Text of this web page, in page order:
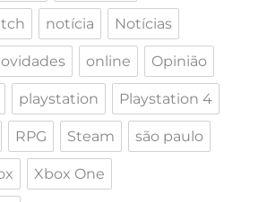
notícia Notícias
online Opinião
playstation Playstation 4
RPG Steam são paulo
Xbox One